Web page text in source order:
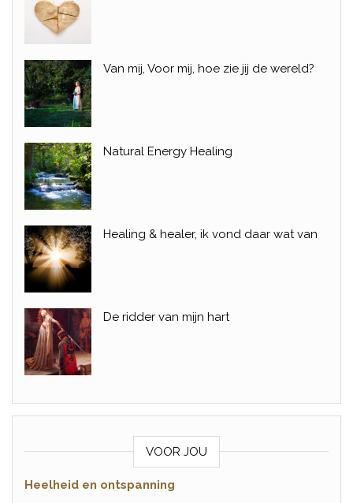
Van mij, Voor mij, hoe zie jij de wereld?
Natural Energy Healing
Healing & healer, ik vond daar wat van
De ridder van mijn hart
VOOR JOU
Heelheid en ontspanning